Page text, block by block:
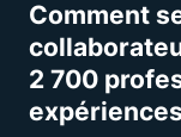
Comment
2 700
expériences